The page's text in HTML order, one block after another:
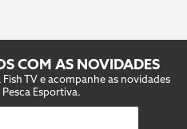
COM AS NOVIDADES
TV e acompanhe as novidades
Esportiva.